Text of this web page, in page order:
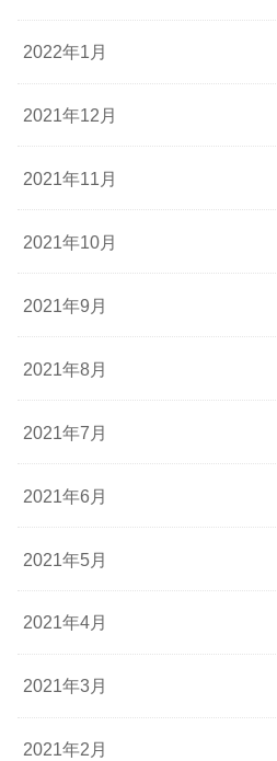
2022年1月
2021年12月
2021年11月
2021年10月
2021年9月
2021年8月
2021年7月
2021年6月
2021年5月
2021年4月
2021年3月
2021年2月